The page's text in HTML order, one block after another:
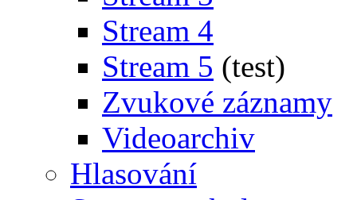
Stream 4
Stream 5 (test)
Zvukové záznamy
Videoarchiv
Hlasování